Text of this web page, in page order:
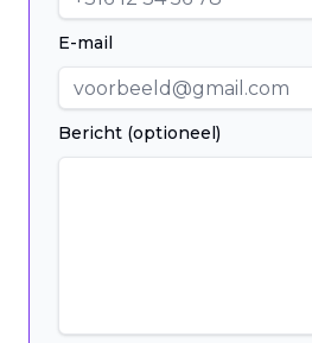
E-mail
Bericht (optioneel)